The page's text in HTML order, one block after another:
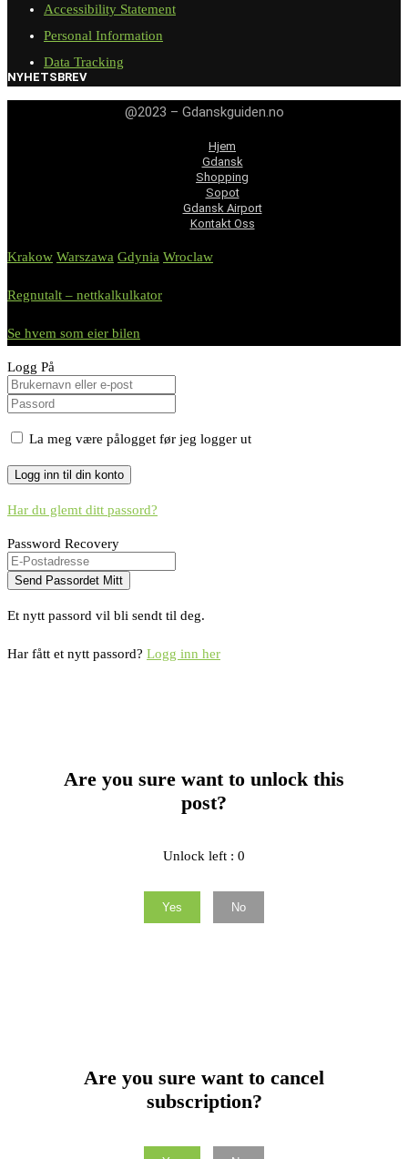
Accessibility Statement
Personal Information
Data Tracking
NYHETSBREV
@2023 – Gdanskguiden.no
Hjem
Gdansk
Shopping
Sopot
Gdansk Airport
Kontakt Oss
Krakow Warszawa Gdynia Wroclaw
Regnutalt – nettkalkulkator
Se hvem som eier bilen
Logg På
La meg være pålogget før jeg logger ut
Har du glemt ditt passord?
Password Recovery
Et nytt passord vil bli sendt til deg.
Har fått et nytt passord? Logg inn her
Are you sure want to unlock this
post?
Unlock left : 0
Yes No
Are you sure want to cancel
subscription?